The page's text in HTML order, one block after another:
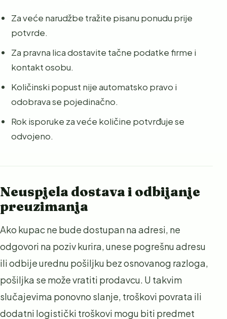
Za veće narudžbe tražite pisanu ponudu prije
potvrde.
Za pravna lica dostavite tačne podatke firme i
kontakt osobu.
Količinski popust nije automatsko pravo i
odobrava se pojedinačno.
Rok isporuke za veće količine potvrđuje se
odvojeno.
Neuspjela dostava i odbijanje
preuzimanja
Ako kupac ne bude dostupan na adresi, ne
odgovori na poziv kurira, unese pogrešnu adresu
ili odbije urednu pošiljku bez osnovanog razloga,
pošiljka se može vratiti prodavcu. U takvim
slučajevima ponovno slanje, troškovi povrata ili
dodatni logistički troškovi mogu biti predmet